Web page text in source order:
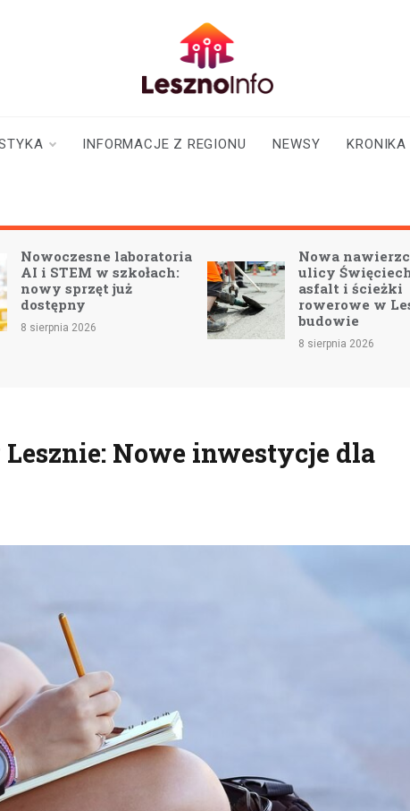
aktualności
INFORMACJE Z REGIONU NEWSY
Nowa nawierzchnia na
ulicy Święciechowskiej:
asfalt i ścieżki
rowerowe w Lesznie w
budowie
Młody
5000
jazdy
Nowe inwestycje dla